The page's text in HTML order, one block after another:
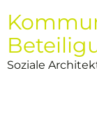
Soziale